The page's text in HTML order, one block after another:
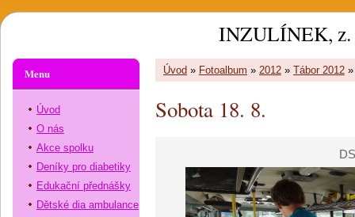
INZULÍNEK, z.
Úvod » Fotoalbum » 2012 » Tábor 2012
Sobota 18. 8.
Menu
Úvod
O nás
Akce spolku
Deníky pro diabetiky
Edukační přednášky
Dětské dia ambulance